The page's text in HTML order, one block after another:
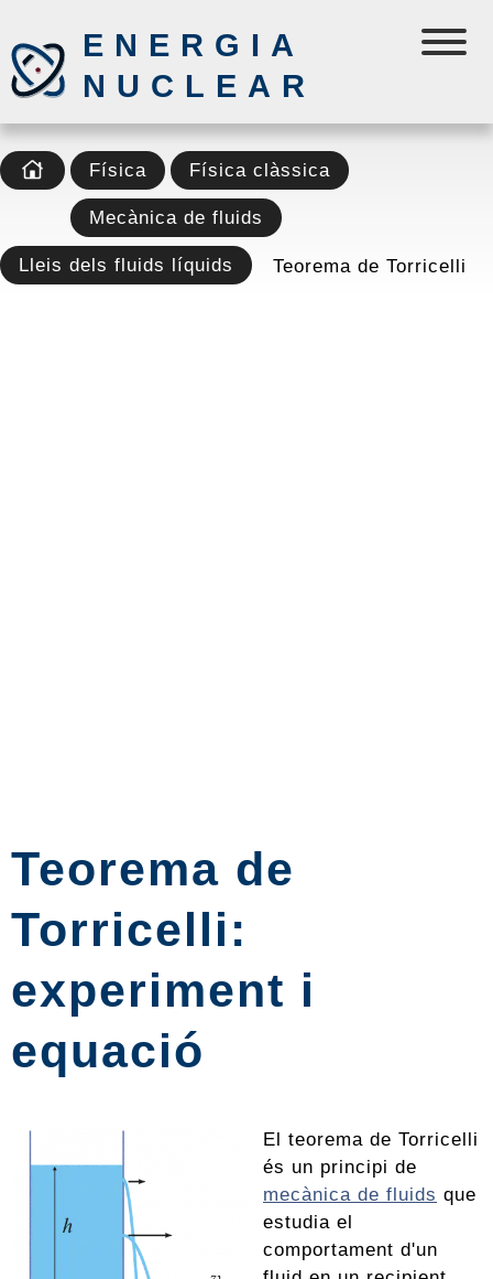
ENERGIA
NUCLEAR
Física Física clàssica
Mecànica de fluids
Lleis dels fluids líquids Teorema de Torricelli
Teorema de
Torricelli:
experiment i
equació
El teorema de Torricelli
és un principi de
mecànica de fluids que
estudia el
comportament d'un